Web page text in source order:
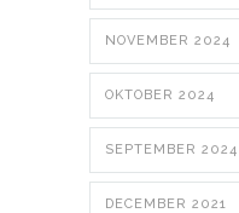
NOVEMBER 2024
OKTOBER 2024
SEPTEMBER 2024
DECEMBER 2021